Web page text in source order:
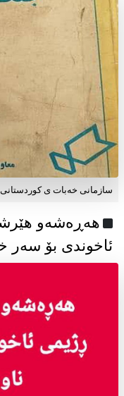
سازمانی خەبات ی كوردستانی
هەڕەشەو
ئاخوندی بۆ سەر